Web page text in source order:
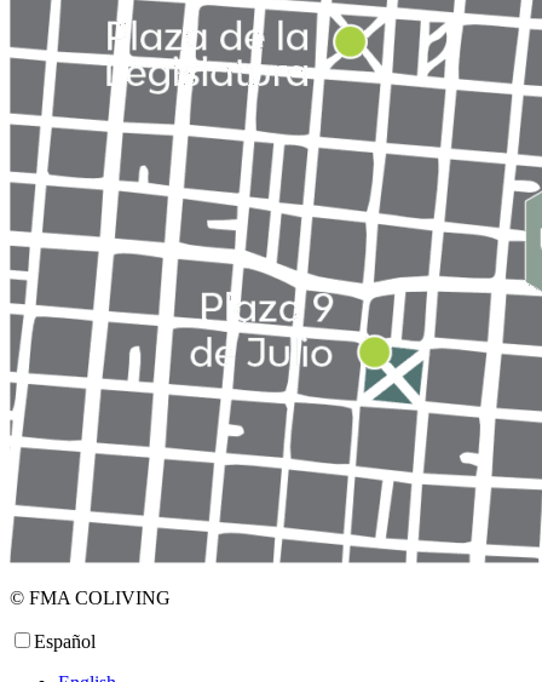
© FMA COLIVING
Español